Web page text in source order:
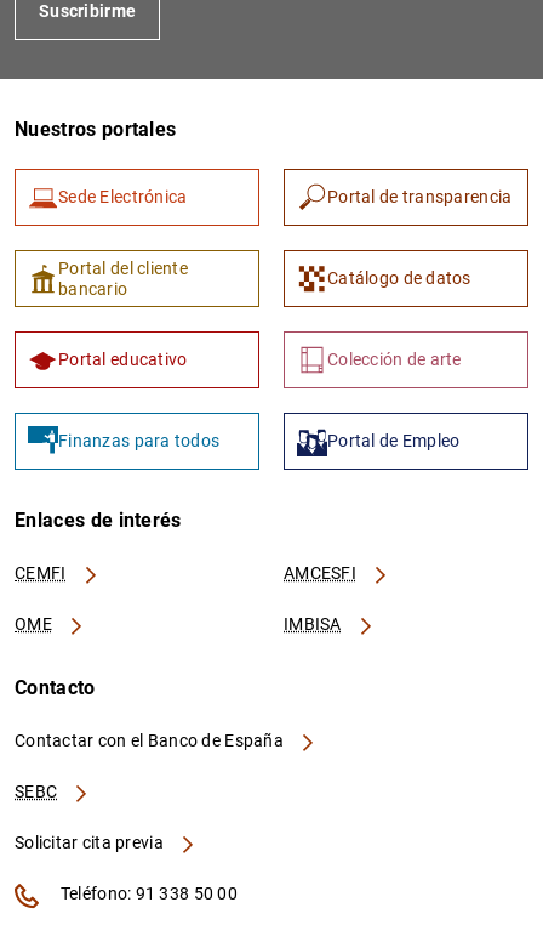
Suscribirme
Nuestros portales
Sede Electrónica Portal de transparencia
Portal del cliente
bancario
Catálogo de datos
Portal educativo Colección de arte
Finanzas para todos Portal de Empleo
Enlaces de interés
CEMFI AMCESFI
OME IMBISA
Contacto
Contactar con el Banco de España
SEBC
Solicitar cita previa
Teléfono: 91 338 50 00